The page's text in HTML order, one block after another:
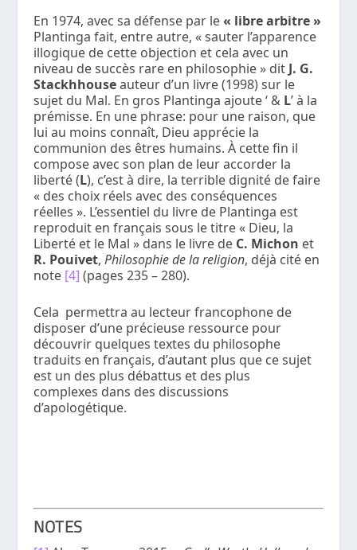
En 1974, avec sa défense par le« libre arbitre »
Plantinga fait, entre autre, « sauter l’apparence
illogique de cette objection et cela avec un
niveau de succès rare en philosophie » dit J. G.
Stackhhouseauteur d’un livre (1998) sur le
sujet du Mal. En gros Plantinga ajoute ‘ & L’ à la
prémisse. En une phrase: pour une raison, que
lui au moins connaît, Dieu apprécie la
communion des êtres humains. À cette fin il
compose avec son plan de leur accorder la
liberté (L), c’est à dire, la terrible dignité de faire
« des choix réels avec des conséquences
réelles ». L’essentiel du livre de Plantinga est
reproduit en français sous le titre « Dieu, la
Liberté et le Mal » dans le livre de C. Michon et
R. Pouivet,Philosophie de la religion, déjà cité en
note [4] (pages 235 – 280).
Cela permettra au lecteur francophone de
disposer d’une précieuse ressource pour
découvrir quelques textes du philosophe
traduits en français, d’autant plus que ce sujet
est un des plus débattus et des plus
complexes dans des discussions
d’apologétique.
NOTES